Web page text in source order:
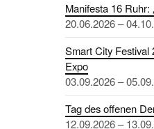
Manifesta 16 Ruhr:
20.06.2026 –
Smart City Festival
Expo
03.09.2026 –
Tag des offenen
12.09.2026 –